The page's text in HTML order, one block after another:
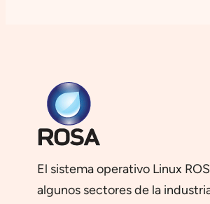
El sistema operativo Linux
algunos sectores de la